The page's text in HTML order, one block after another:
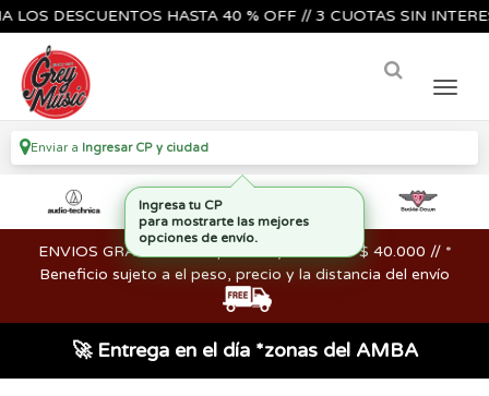
DESCUENTOS HASTA 40 % OFF // 3 CUOTAS SIN
Enviar a Ingresar CP y ciudad
ENVIOS GRATIS en compras mayores a los $ 40.000 // *
Beneficio sujeto a el peso, precio y la distancia del envío
🚀 Entrega en el día *zonas del AMBA